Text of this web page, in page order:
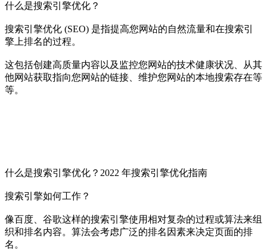
什么是搜索引擎优化？
搜索引擎优化 (SEO) 是指提高您网站的自然流量和在搜索引
擎上排名的过程。
这包括创建高质量内容以及监控您网站的技术健康状况、从其
他网站获取指向您网站的链接、维护您网站的本地搜索存在等
等。
什么是搜索引擎优化？2022 年搜索引擎优化指南
搜索引擎如何工作？
像百度、谷歌这样的搜索引擎使用相对复杂的过程或算法来组
织和排名内容。算法会考虑广泛的排名因素来决定页面的排
名。